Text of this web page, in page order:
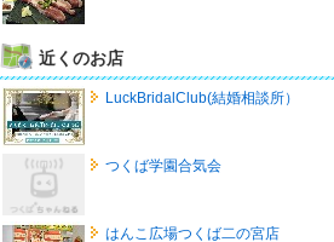
近くのお店
LuckBridalClub(結婚相談所）
つくば学園合気会
はんこ広場つくば二の宮店